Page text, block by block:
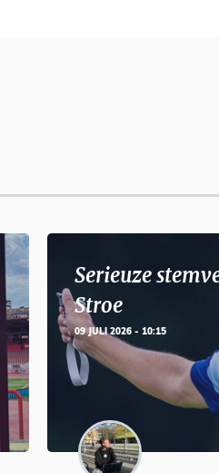
Serieuze
Stroe
09 JULI 2026 - 10:15